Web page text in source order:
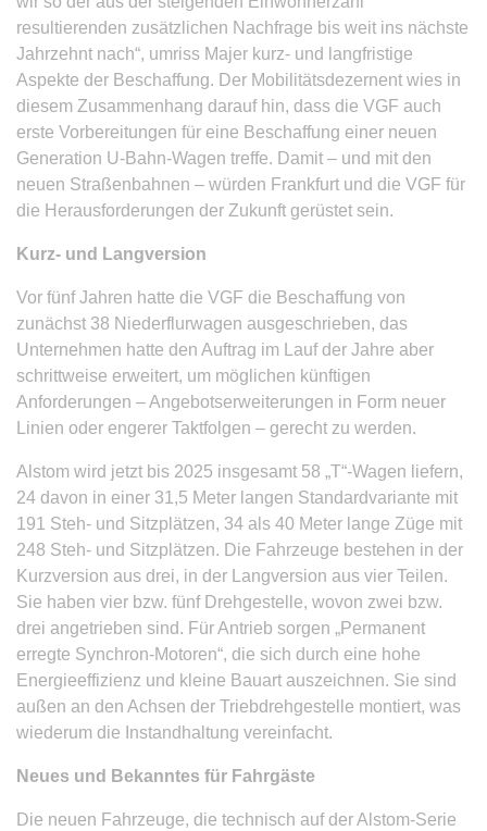
resultierenden zusätzlichen Nachfrage bis weit ins nächste
Jahrzehnt nach“, umriss Majer kurz- und langfristige
Aspekte der Beschaffung. Der Mobilitätsdezernent wies in
diesem Zusammenhang darauf hin, dass die VGF auch
erste Vorbereitungen für eine Beschaffung einer neuen
Generation U-Bahn-Wagen treffe. Damit – und mit den
neuen Straßenbahnen – würden Frankfurt und die VGF für
die Herausforderungen der Zukunft gerüstet sein.
Kurz- und Langversion
Vor fünf Jahren hatte die VGF die Beschaffung von
zunächst 38 Niederflurwagen ausgeschrieben, das
Unternehmen hatte den Auftrag im Lauf der Jahre aber
schrittweise erweitert, um möglichen künftigen
Anforderungen – Angebotserweiterungen in Form neuer
Linien oder engerer Taktfolgen – gerecht zu werden.
Alstom wird jetzt bis 2025 insgesamt 58 „T“-Wagen liefern,
24 davon in einer 31,5 Meter langen Standardvariante mit
191 Steh- und Sitzplätzen, 34 als 40 Meter lange Züge mit
248 Steh- und Sitzplätzen. Die Fahrzeuge bestehen in der
Kurzversion aus drei, in der Langversion aus vier Teilen.
Sie haben vier bzw. fünf Drehgestelle, wovon zwei bzw.
drei angetrieben sind. Für Antrieb sorgen „Permanent
erregte Synchron-Motoren“, die sich durch eine hohe
Energieeffizienz und kleine Bauart auszeichnen. Sie sind
außen an den Achsen der Triebdrehgestelle montiert, was
wiederum die Instandhaltung vereinfacht.
Neues und Bekanntes für Fahrgäste
Die neuen Fahrzeuge, die technisch auf der Alstom-Serie